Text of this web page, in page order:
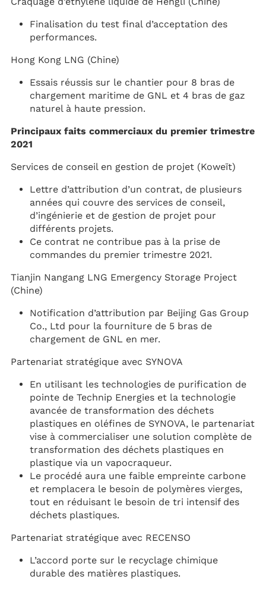
Finalisation du test final d’acceptation des
performances.
Hong Kong LNG (Chine)
Essais réussis sur le chantier pour 8 bras de
chargement maritime de GNL et 4 bras de gaz
naturel à haute pression.
Principaux faits commerciaux du premier trimestre
2021
Services de conseil en gestion de projet (Koweït)
Lettre d’attribution d’un contrat, de plusieurs
années qui couvre des services de conseil,
d’ingénierie et de gestion de projet pour
différents projets.
Ce contrat ne contribue pas à la prise de
commandes du premier trimestre 2021.
Tianjin Nangang LNG Emergency Storage Project
(Chine)
Notification d’attribution par Beijing Gas Group
Co., Ltd pour la fourniture de 5 bras de
chargement de GNL en mer.
Partenariat stratégique avec SYNOVA
En utilisant les technologies de purification de
pointe de Technip Energies et la technologie
avancée de transformation des déchets
plastiques en oléfines de SYNOVA, le partenariat
vise à commercialiser une solution complète de
transformation des déchets plastiques en
plastique via un vapocraqueur.
Le procédé aura une faible empreinte carbone
et remplacera le besoin de polymères vierges,
tout en réduisant le besoin de tri intensif des
déchets plastiques.
Partenariat stratégique avec RECENSO
L’accord porte sur le recyclage chimique
durable des matières plastiques.